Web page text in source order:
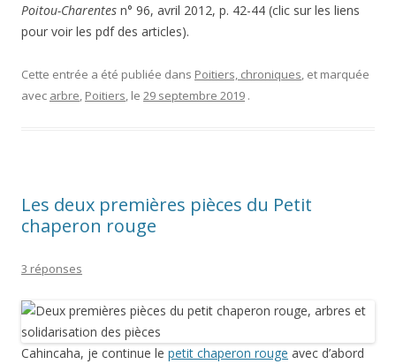
Poitou-Charentes n° 96, avril 2012, p. 42-44 (clic sur les liens
pour voir les pdf des articles).
Cette entrée a été publiée dans Poitiers, chroniques, et marquée
avec arbre, Poitiers, le 29 septembre 2019 .
Les deux premières pièces du Petit
chaperon rouge
3 réponses
Cahincaha, je continue le petit chaperon rouge avec d’abord